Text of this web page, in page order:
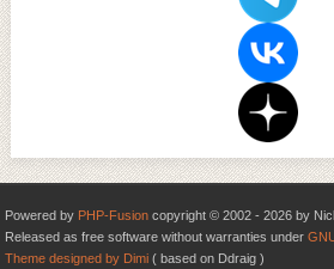
Powered by PHP-Fusion copyright © 2002 - 2026 by
Released as free software without warranties under
Theme designed by Dimi ( based on Ddraig )